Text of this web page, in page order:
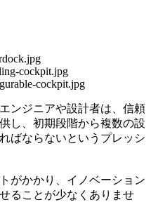
ンジニアや設計者は、信頼
し、初期段階から複数の設
ばならないというプレッシ
がかかり、イノベーション
ることが少なくありませ